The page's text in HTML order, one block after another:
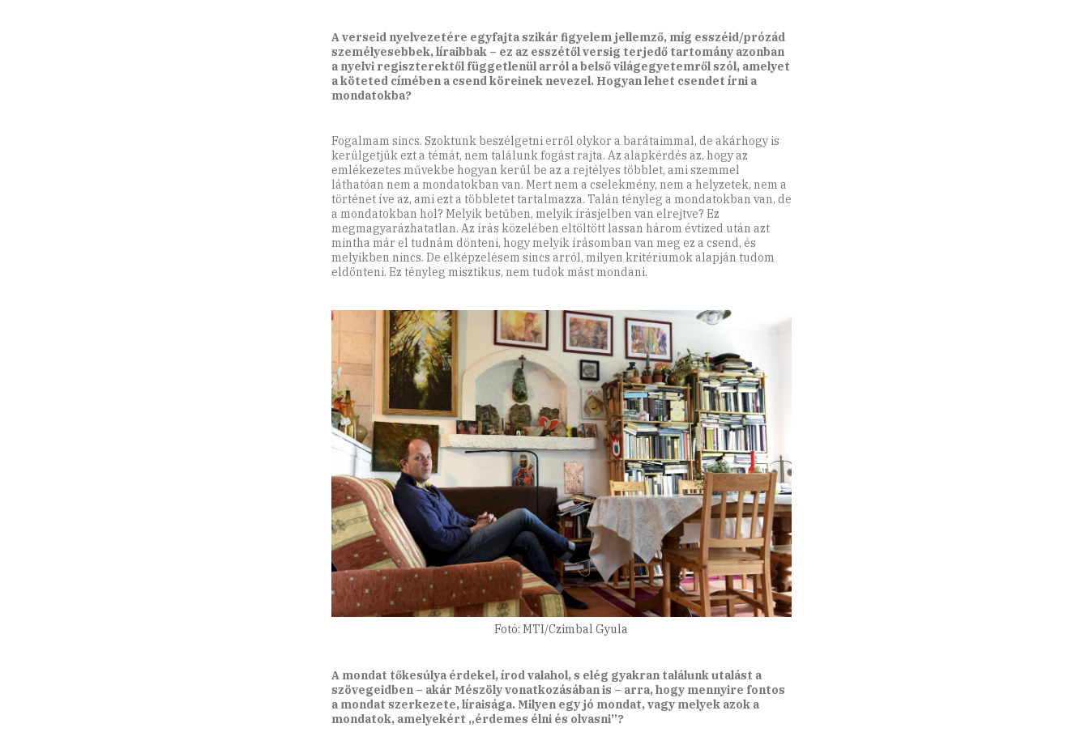
A verseid nyelvezetére egyfajta szikár figyelem jellemző, míg esszéid/prózád
személyesebbek, líraibbak – ez az esszétől versig terjedő tartomány azonban
a nyelvi regiszterektől függetlenül arról a belső világ­egyetemről szól, amelyet
a köteted címében a csend köreinek nevezel. Hogyan lehet csendet írni a
mondatokba?
Fogalmam sincs. Szoktunk beszélgetni erről olykor a barátaimmal, de akárhogy is
kerülgetjük ezt a témát, nem találunk fogást rajta. Az alapkérdés az, hogy az
emlékezetes művekbe hogyan kerül be az a rejtélyes többlet, ami szemmel
láthatóan nem a mondatokban van. Mert nem a cselekmény, nem a helyzetek, nem a
történet íve az, ami ezt a többletet tartalmazza. Talán tényleg a mondatokban van, de
a mondatokban hol? Melyik betűben, melyik írásjelben van elrejtve? Ez
megmagyarázhatatlan. Az írás közelében eltöltött lassan három évtized után azt
mintha már el tudnám dönteni, hogy melyik írásomban van meg ez a csend, és
melyikben nincs. De elképzelésem sincs arról, milyen kritériumok alapján tudom
eldönteni. Ez tényleg misztikus, nem tudok mást mondani.
Fotó: MTI/Czimbal Gyula
A mondat tőkesúlya érdekel, írod valahol, s elég gyakran találunk utalást a
szövegeidben – akár Mészöly vonatkozásában is – arra, hogy mennyire fontos
a mondat szerkezete, líraisága. Milyen egy jó mondat, vagy melyek azok a
mondatok, amelyekért „érdemes élni és olvasni”?